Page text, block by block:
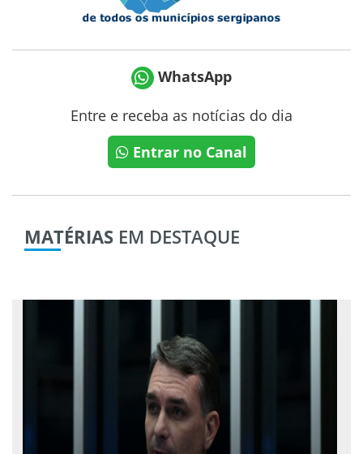
WhatsApp
Entre e receba as notícias do dia
Entrar no Canal
MATÉRIAS EM DESTAQUE